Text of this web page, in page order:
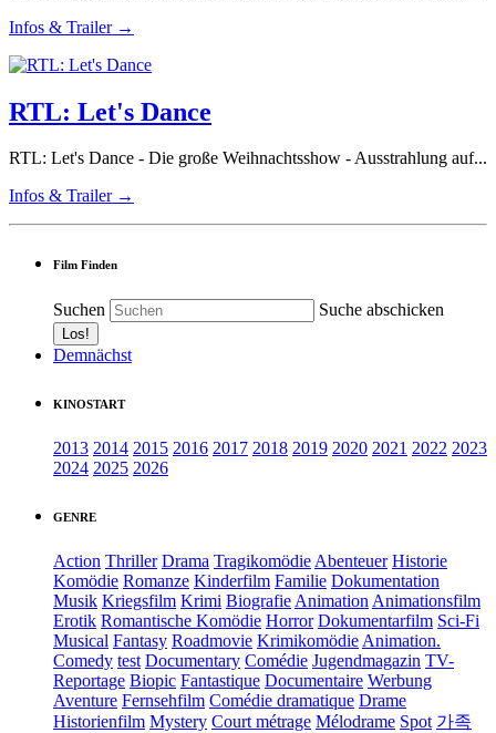
Infos & Trailer →
RTL: Let's Dance
RTL: Let's Dance - Die große Weihnachtsshow - Ausstrahlung auf...
Infos & Trailer →
Film Finden
Suchen Suche abschicken
Demnächst
KINOSTART
2013 2014 2015 2016 2017 2018 2019 2020 2021 2022 2023
2024 2025 2026
GENRE
Action Thriller Drama Tragikomödie Abenteuer Historie
Komödie Romanze Kinderfilm Familie Dokumentation
Musik Kriegsfilm Krimi Biografie Animation Animationsfilm
Erotik Romantische Komödie Horror Dokumentarfilm Sci-Fi
Musical Fantasy Roadmovie Krimikomödie Animation.
Comedy test Documentary Comédie Jugendmagazin TV-
Reportage Biopic Fantastique Documentaire Werbung
Aventure Fernsehfilm Comédie dramatique Drame
Historienfilm Mystery Court métrage Mélodrame Spot 가족